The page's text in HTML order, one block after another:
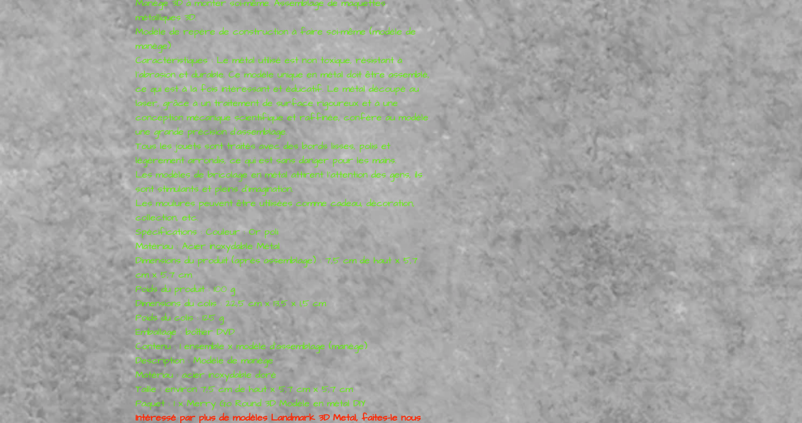
Manège 3D à monter soi-même. Assemblage de maquettes
métalliques 3D.
Modèle de repère de construction à faire soi-même (modèle de
manège)
Caractéristiques : Le métal utilisé est non toxique, résistant à
l'abrasion et durable. Ce modèle unique en métal doit être assemblé,
ce qui est à la fois intéressant et éducatif. Le métal découpé au
laser, grâce à un traitement de surface rigoureux et à une
conception mécanique scientifique et raffinée, confère au modèle
une grande précision d'assemblage.
Tous les jouets sont traités avec des bords lisses, polis et
légèrement arrondis, ce qui est sans danger pour les mains.
Les modèles de bricolage en métal attirent l'attention des gens, ils
sont stimulants et pleins d'imagination.
Les moulures peuvent être utilisées comme cadeau, décoration,
collection, etc.
Spécifications : Couleur : Or poli
Matériau : Acier inoxydable Métal
Dimensions du produit (après assemblage) : 7,5 cm de haut x 5,7
cm x 5,7 cm
Poids du produit : 100 g
Dimensions du colis : 22,5 cm x 13,5 x 1,5 cm
Poids du colis : 125 g
Emballage : boîtier DVD
Contenu : 1 ensemble x modèle d'assemblage (manège)
Description : Modèle de manège
Matériau : acier inoxydable doré
Taille : environ 7,5 cm de haut x 5,7 cm x 5,7 cm
Paquet : 1 x Merry Go Round 3D Modèle en métal DIY
Intéressé par plus de modèles Landmark 3D Metal, faites-le nous